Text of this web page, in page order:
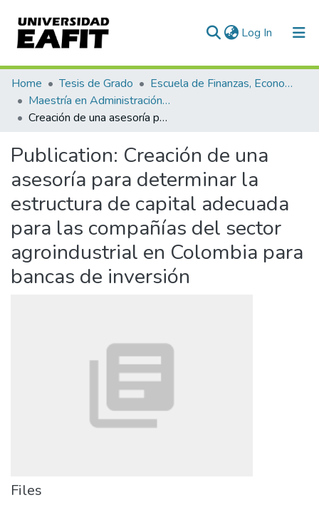
Log In (current)
Communities & Collections
All of DSpace
Home Tesis de Grado
Escuela de Finanzas, Economía y Gobierno
Maestría en Administración Financiera (tesis)
Creación de una asesoría para determinar la estructura de capital adecuada para las compañías del sector agroindustrial en Colombia para bancas de inversión
Publication: Creación de una
asesoría para determinar la
estructura de capital adecuada
para las compañías del sector
agroindustrial en Colombia para
bancas de inversión
Files